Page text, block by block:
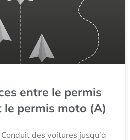
entre le permis
le permis moto (A)
Conduit des voitures jusqu’à